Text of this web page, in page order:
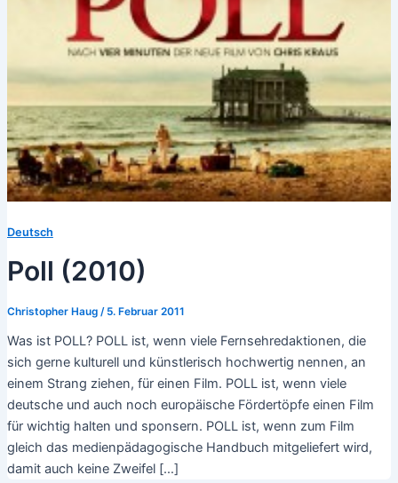
Deutsch
Poll (2010)
Christopher Haug / 5. Februar 2011
Was ist POLL? POLL ist, wenn viele Fernsehredaktionen, die
sich gerne kulturell und künstlerisch hochwertig nennen, an
einem Strang ziehen, für einen Film. POLL ist, wenn viele
deutsche und auch noch europäische Fördertöpfe einen Film
für wichtig halten und sponsern. POLL ist, wenn zum Film
gleich das medienpädagogische Handbuch mitgeliefert wird,
damit auch keine Zweifel […]